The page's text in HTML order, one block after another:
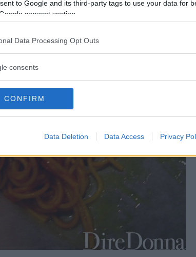
to Google and its third-party tags to use your data for
consent section.
Data Processing Opt Outs
consents
CONFIRM
Data Deletion Data Access Privacy